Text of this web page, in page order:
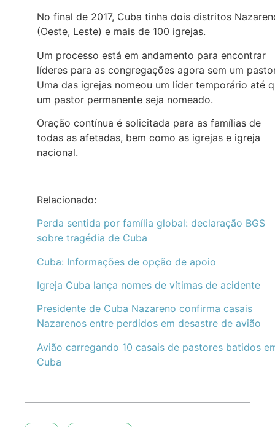
No final de 2017, Cuba tinha dois distritos
(Oeste, Leste) e mais de 100 igrejas.
Um processo está em andamento para encontrar
líderes para as congregações agora sem um
Uma das igrejas nomeou um líder temporário até
um pastor permanente seja nomeado.
Oração contínua é solicitada para as famílias de
todas as afetadas, bem como as igrejas e igreja
nacional.
Relacionado:
Perda sentida por família global: declaração BGS
sobre tragédia de Cuba
Cuba: Informações de opção de apoio
Igreja Cuba lança nomes de vítimas de acidente
Presidente de Cuba Nazareno confirma casais
Nazarenos entre perdidos em desastre de avião
Avião carregando 10 casais de pastores batidos
Cuba